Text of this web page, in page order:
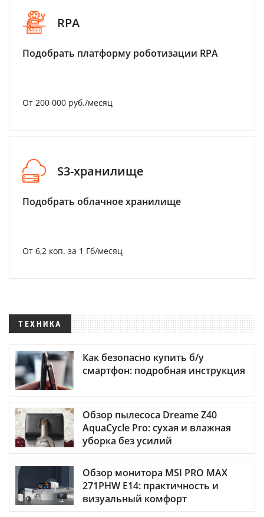
RPA
Подобрать платформу роботизации RPA
От 200 000 руб./месяц
S3-хранилище
Подобрать облачное хранилище
От 6,2 коп. за 1 Гб/месяц
ТЕХНИКА
Как безопасно купить б/у
смартфон: подробная инструкция
Обзор пылесоса Dreame Z40
AquaCycle Pro: сухая и влажная
уборка без усилий
Обзор монитора MSI PRO MAX
271PHW E14: практичность и
визуальный комфорт